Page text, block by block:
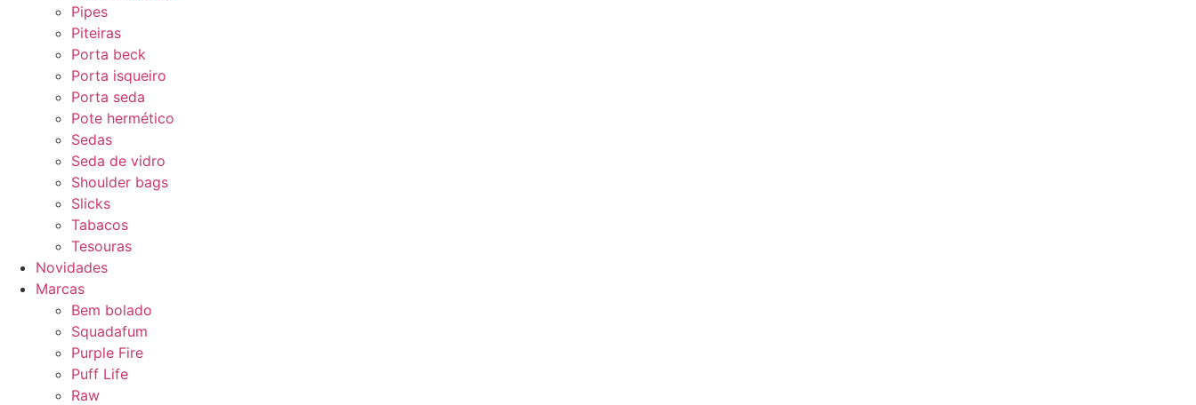
Pipes
Piteiras
Porta beck
Porta isqueiro
Porta seda
Pote hermético
Sedas
Seda de vidro
Shoulder bags
Slicks
Tabacos
Tesouras
Novidades
Marcas
Bem bolado
Squadafum
Purple Fire
Puff Life
Raw